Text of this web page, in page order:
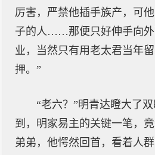
厉害，严禁他插手族产，可
子的人……那便只好伸手向外
业，当然只有用老太君当年
押。”
“老六？”明青达瞪大了
到，明家易主的关键一笔，
弟弟，他愕然回首，看着人